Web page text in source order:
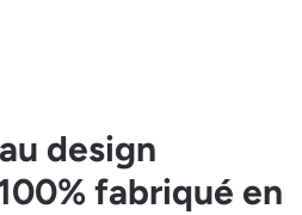
design
fabriqué en